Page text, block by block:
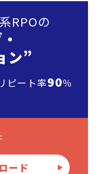
RPOの
ン”
ピート率90％
ード